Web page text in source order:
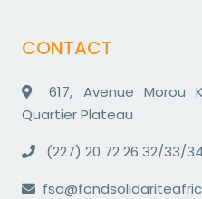
CONTACT
617, Avenue Morou
Quartier Plateau
(227) 20 72 26 32/33/34